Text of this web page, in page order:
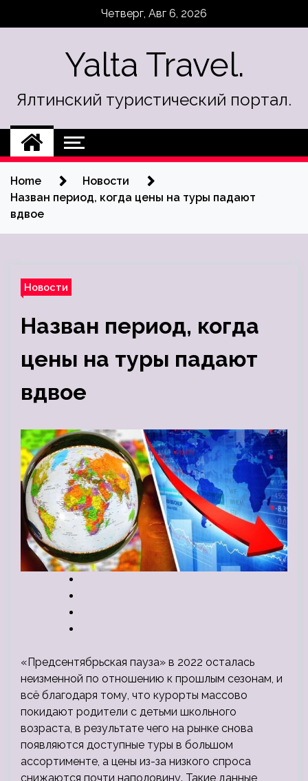
Четверг, Авг 6, 2026
Yalta Travel.
Ялтинский туристический портал.
Home
Новости
Назван период, когда цены на туры падают
вдвое
Новости
Назван период, когда
цены на туры падают
вдвое
«Предсентябрьская пауза» в 2022 осталась
неизменной по отношению к прошлым сезонам, и
всё благодаря тому, что курорты массово
покидают родители с детьми школьного
возраста, в результате чего на рынке снова
появляются доступные туры в большом
ассортименте, а цены из-за низкого спроса
снижаются почти наполовину. Такие данные